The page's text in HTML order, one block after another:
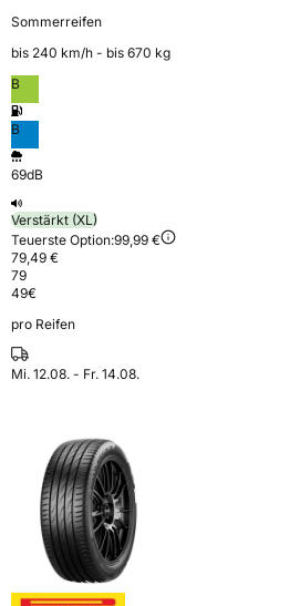
Sommerreifen
bis 240 km⁠/⁠h - bis 670 kg
B
B
69dB
Verstärkt (XL)
Teuerste Option:99,99 €
79,49 €
79
49€
pro Reifen
Mi. 12.08. - Fr. 14.08.